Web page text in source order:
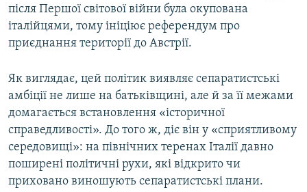
після Першої світової війни була окупована
італійцями, тому ініціює референдум про
приєднання території до Австрії.
Як виглядає, цей політик виявляє сепаратистські
амбіції не лише на батьківщині, але й за її межами
домагається встановлення «історичної
справедливості». До того ж, діє він у «сприятливому
середовищі»: на північних теренах Італії давно
поширені політичні рухи, які відкрито чи
приховано виношують сепаратистські плани.